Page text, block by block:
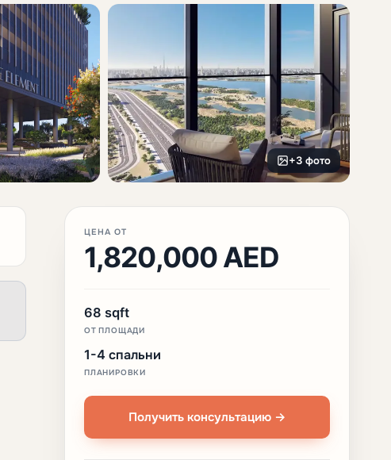
+3 фото
ЦЕНА ОТ
1,820,000 AED
68 sqft
ОТ ПЛОЩАДИ
1-4 спальни
ПЛАНИРОВКИ
Получить консультацию →